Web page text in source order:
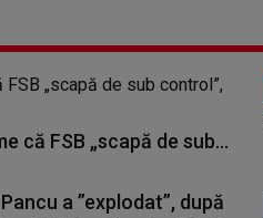
că FSB „scapă de sub...
a ”explodat”, după